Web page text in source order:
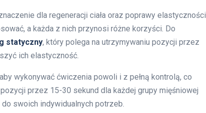
dla regeneracji ciała oraz poprawy elastyczności
a każda z nich przynosi różne korzyści. Do
statyczny, który polega na utrzymywaniu pozycji przez
ich elastyczność.
wykonywać ćwiczenia powoli i z pełną kontrolą, co
przez 15-30 sekund dla każdej grupy mięśniowej
swoich indywidualnych potrzeb.